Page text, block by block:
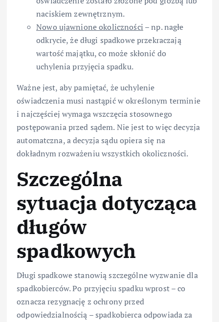
naciskiem zewnętrznym.
Nowo ujawnione okoliczności – np. nagłe
odkrycie, że długi spadkowe przekraczają
wartość majątku, co może skłonić do
uchylenia przyjęcia spadku.
Ważne jest, aby pamiętać, że uchylenie
oświadczenia musi nastąpić w określonym terminie
i najczęściej wymaga wszczęcia stosownego
postępowania przed sądem. Nie jest to więc decyzja
automatczna, a decyzja sądu opiera się na
dokładnym rozważeniu wszystkich okoliczności.
Szczególna
sytuacja dotycząca
długów
spadkowych
Długi spadkowe stanowią szczególne wyzwanie dla
spadkobierców. Po przyjęciu spadku wprost – co
oznacza rezygnację z ochrony przed
odpowiedzialnością – spadkobierca odpowiada za